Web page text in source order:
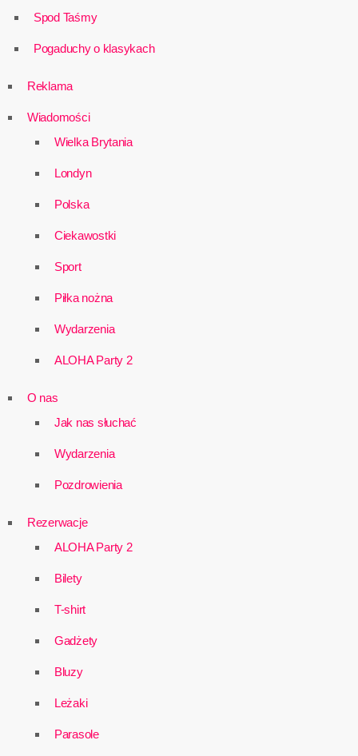
Spod Taśmy
Pogaduchy o klasykach
Reklama
Wiadomości
Wielka Brytania
Londyn
Polska
Ciekawostki
Sport
Piłka nożna
Wydarzenia
ALOHA Party 2
O nas
Jak nas słuchać
Wydarzenia
Pozdrowienia
Rezerwacje
ALOHA Party 2
Bilety
T-shirt
Gadżety
Bluzy
Leżaki
Parasole